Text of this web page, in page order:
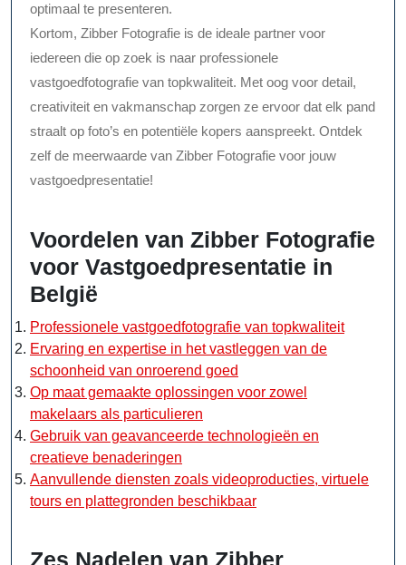
optimaal te presenteren.
Kortom, Zibber Fotografie is de ideale partner voor
iedereen die op zoek is naar professionele
vastgoedfotografie van topkwaliteit. Met oog voor detail,
creativiteit en vakmanschap zorgen ze ervoor dat elk pand
straalt op foto’s en potentiële kopers aanspreekt. Ontdek
zelf de meerwaarde van Zibber Fotografie voor jouw
vastgoedpresentatie!
Voordelen van Zibber Fotografie
voor Vastgoedpresentatie in
België
Professionele vastgoedfotografie van topkwaliteit
Ervaring en expertise in het vastleggen van de
schoonheid van onroerend goed
Op maat gemaakte oplossingen voor zowel
makelaars als particulieren
Gebruik van geavanceerde technologieën en
creatieve benaderingen
Aanvullende diensten zoals videoproducties, virtuele
tours en plattegronden beschikbaar